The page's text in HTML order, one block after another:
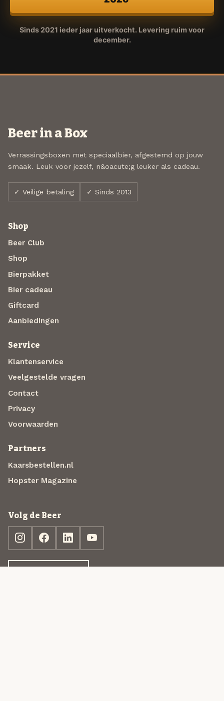
Sinds 2021 ieder jaar uitverkocht. Levering ruim voor
december.
Beer in a Box
Verrassingsboxen met speciaalbier, afgestemd op jouw
smaak. Leuk voor jezelf, n&oacute;g leuker als cadeau.
✓ Veilige betaling ✓ Sinds 2013
Shop
Beer Club
Shop
Bierpakket
Bier cadeau
Giftcard
Aanbiedingen
Service
Klantenservice
Veelgestelde vragen
Contact
Privacy
Voorwaarden
Partners
Kaarsbestellen.nl
Hopster Magazine
Volg de Beer